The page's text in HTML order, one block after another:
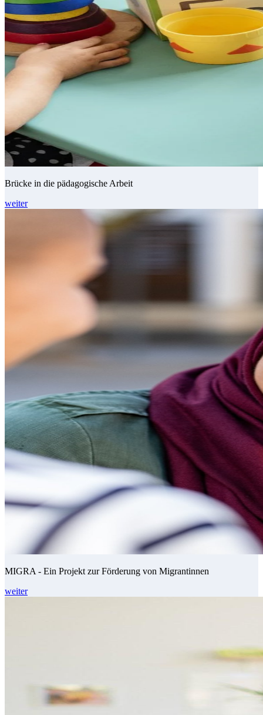
Brücke in die pädagogische Arbeit
weiter
MIGRA - Ein Projekt zur Förderung von Migrantinnen
weiter